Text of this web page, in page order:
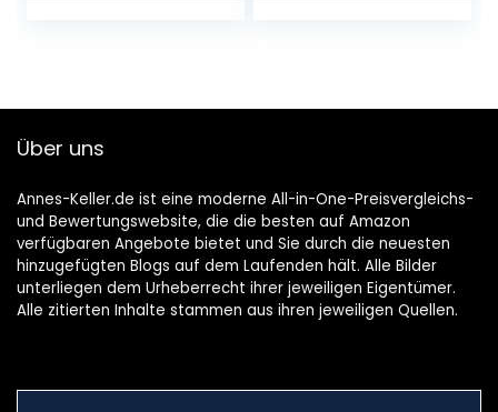
Über uns
Annes-Keller.de ist eine moderne All-in-One-Preisvergleichs-
und Bewertungswebsite, die die besten auf Amazon
verfügbaren Angebote bietet und Sie durch die neuesten
hinzugefügten Blogs auf dem Laufenden hält. Alle Bilder
unterliegen dem Urheberrecht ihrer jeweiligen Eigentümer.
Alle zitierten Inhalte stammen aus ihren jeweiligen Quellen.